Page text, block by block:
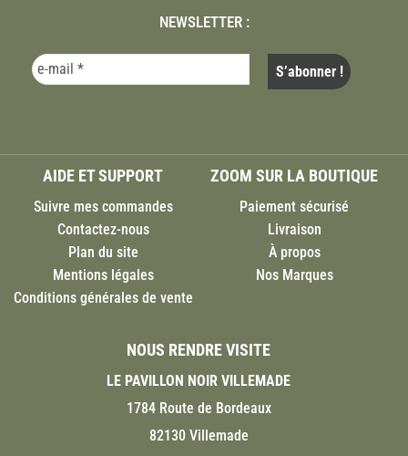
NEWSLETTER :
AIDE ET SUPPORT
Suivre mes commandes
Contactez-nous
Plan du site
Mentions légales
Conditions générales de vente
ZOOM SUR LA BOUTIQUE
Paiement sécurisé
Livraison
À propos
Nos Marques
NOUS RENDRE VISITE
LE PAVILLON NOIR VILLEMADE
1784 Route de Bordeaux
82130 Villemade